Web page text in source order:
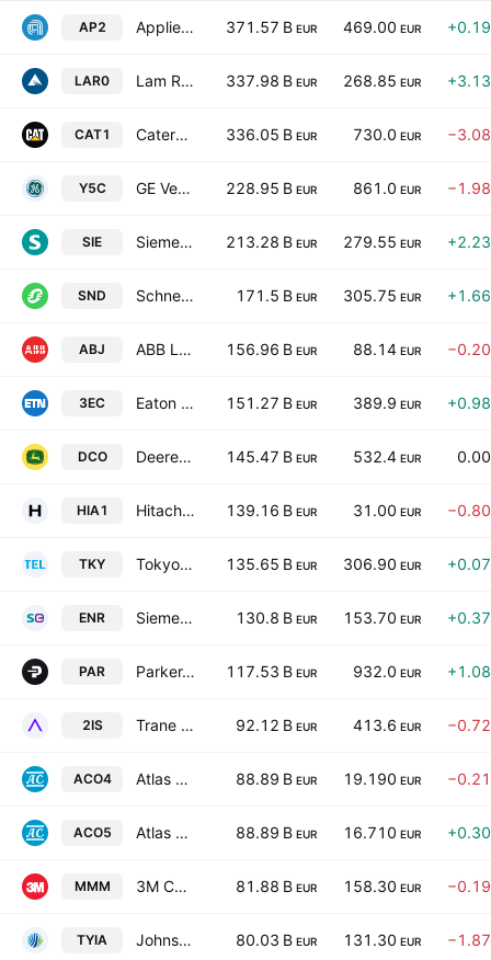
AP2 Applied Materials, Inc. 371.57 B EUR 469.00 EUR
LAR0 Lam Research Corporation 337.98 B EUR 268.85 EUR
CAT1 Caterpillar Inc. 336.05 B EUR 730.0 EUR
Y5C GE Vernova Inc. 228.95 B EUR 861.0 EUR
SIE Siemens AG 213.28 B EUR 279.55 EUR
SND Schneider Electric SE 171.5 B EUR 305.75 EUR
ABJ ABB Ltd. 156.96 B EUR 88.14 EUR
3EC Eaton Corp. Plc 151.27 B EUR 389.9 EUR
DCO Deere & Company 145.47 B EUR 532.4 EUR
HIA1 Hitachi, Ltd. 139.16 B EUR 31.00 EUR
TKY Tokyo Electron Ltd. 135.65 B EUR 306.90 EUR
ENR Siemens Energy AG 130.8 B EUR 153.70 EUR
PAR Parker-Hannifin Corporation 117.53 B EUR 932.0 EUR
2IS Trane Technologies plc 92.12 B EUR 413.6 EUR
ACO4 Atlas Copco AB Class A 88.89 B EUR 19.190 EUR
ACO5 Atlas Copco AB Class B 88.89 B EUR 16.710 EUR
MMM 3M Company 81.88 B EUR 158.30 EUR
TYIA Johnson Controls International plc 80.03 B EUR 131.30 EUR